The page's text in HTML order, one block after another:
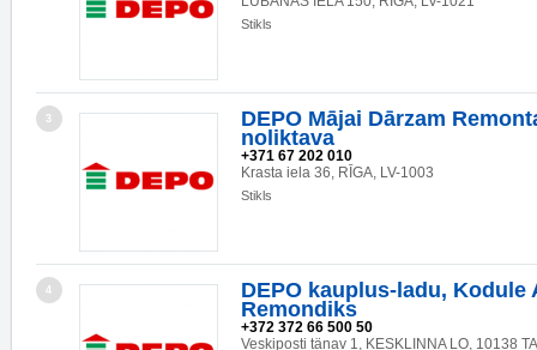
Stikls
3
DEPO Mājai Dārzam
noliktava
+371 67 202 010
Krasta iela 36, RĪGA, LV-1003
Stikls
4
DEPO kauplus-ladu, Kodule
Remondiks
+372 372 66 500 50
Veskiposti tänav 1, KESKLINNA LO, 10138